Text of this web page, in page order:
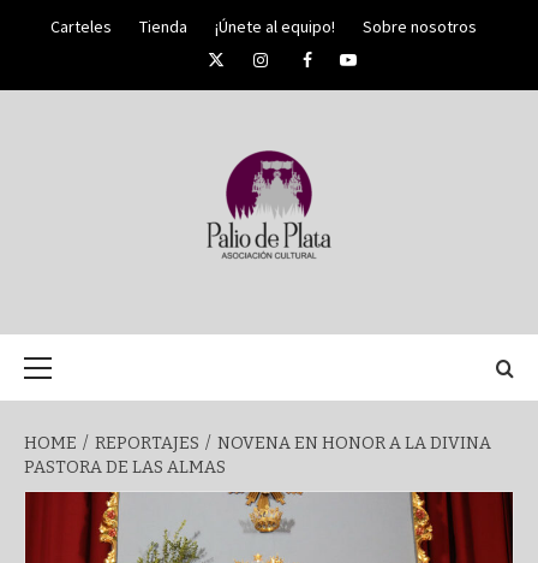
Carteles Tienda ¡Únete al equipo!
Sobre nosotros
TwitterInstagramFacebookYouTube
SEMANA
SANTA DE
MÁLAGA
HOME REPORTAJES
NOVENA EN HONOR A LA DIVINA
PASTORA DE LAS ALMAS